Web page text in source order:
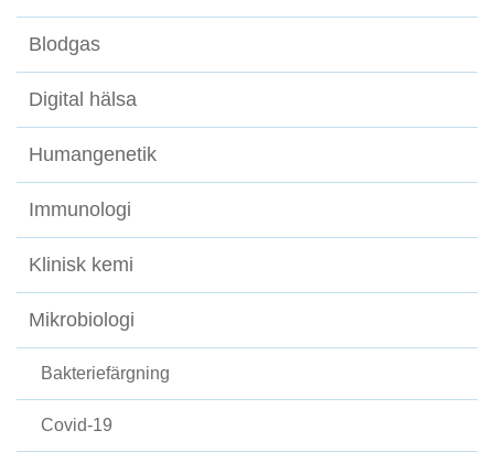
Blodgas
Digital hälsa
Humangenetik
Immunologi
Klinisk kemi
Mikrobiologi
Bakteriefärgning
Covid-19